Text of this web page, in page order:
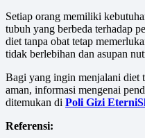
Setiap orang memiliki
tubuh yang berbeda terhadap
diet tanpa obat tetap
tidak berlebihan dan asupan
Bagi yang ingin menjalani diet
aman, informasi mengenai
ditemukan di Poli Gizi
Referensi: